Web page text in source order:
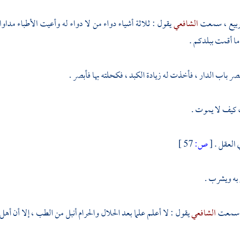
، سمعتالشافعييقول : ثلاثة أشياء دواء من لا دواء له وأعيت الأطباء
أقمت ببلدكم .
الدار ، فأخذت له زيادة الكبد ، فكحلته بها فأبصر .
كيف لا يموت .
العقل .[ص:
به ويشرب .
الشافعييقول : لا أعلم علما بعد الحلال والحرام أنبل من الطب ، إلا أن